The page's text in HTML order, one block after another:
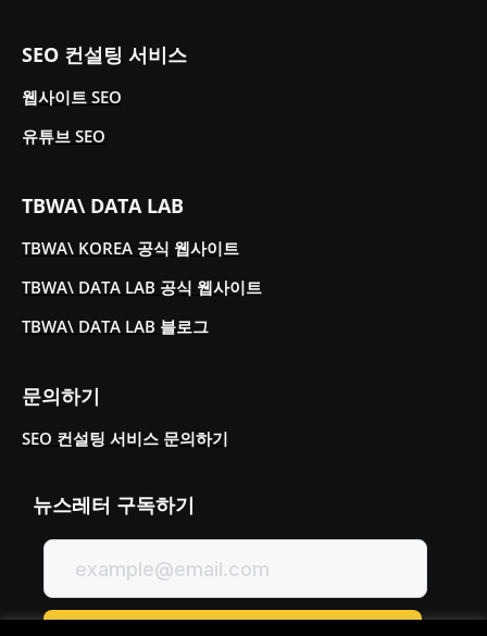
SEO 컨설팅 서비스
웹사이트 SEO
유튜브 SEO
TBWA\ DATA LAB
TBWA\ KOREA 공식 웹사이트
TBWA\ DATA LAB 공식 웹사이트
TBWA\ DATA LAB 블로그
문의하기
SEO 컨설팅 서비스 문의하기
뉴스레터 구독하기